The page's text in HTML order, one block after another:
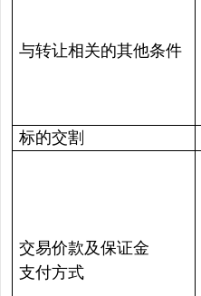
与转让相关的其他条件
标的交割
交易价款及保证金
支付方式